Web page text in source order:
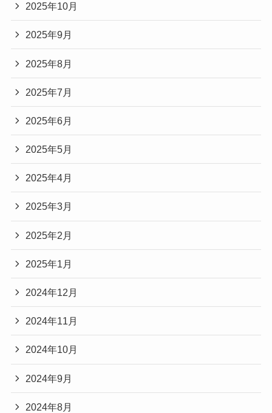
2025年10月
2025年9月
2025年8月
2025年7月
2025年6月
2025年5月
2025年4月
2025年3月
2025年2月
2025年1月
2024年12月
2024年11月
2024年10月
2024年9月
2024年8月